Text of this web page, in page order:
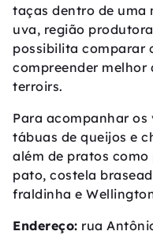
taças dentro de uma
uva, região
possibilita comparar
compreender melhor
terroirs.
Para acompanhar
tábuas de queijos e
além de pratos
pato, costela
fraldinha e
Endereço: rua